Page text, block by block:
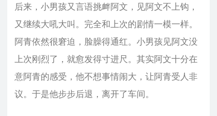
后来，小男孩又言语挑衅阿文，见阿文不上钩，
又继续大吼大叫。完全和上次的剧情一模一样。
阿青依然很窘迫，脸臊得通红。小男孩见阿文没
上次刚烈了，就愈发得寸进尺。其实阿文十分在
意阿青的感受，他不想事情闹大，让阿青受人非
议。于是他步步后退，离开了车间。